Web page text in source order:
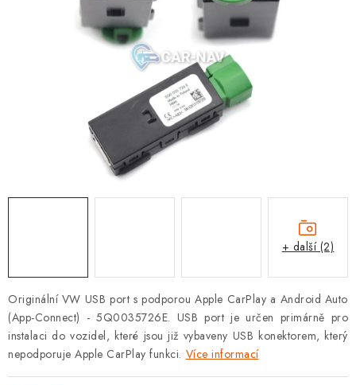
MERCEDES-BENZ
PORSCHE
ŠKODA
TOYOTA
Originální VW USB port s podporou Apple CarPlay a Android Auto
(App-Connect) - 5Q0035726E. USB port je určen primárně pro
instalaci do vozidel, které jsou již vybaveny USB konektorem, který
nepodporuje Apple CarPlay funkci. Více informací
+ další (2)